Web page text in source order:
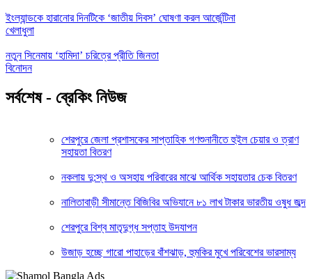
ইংল্যান্ডকে হারানোর দিনটিকে ‘জাতীয় দিবস’ ঘোষণা করল আর্জেন্টিনা
খেলাধুলা
নতুন সিনেমায় ‘হামিদা’ চরিত্রে প্রীতি জিনতা
বিনোদন
সর্বশেষ - ব্রেকিং নিউজ
শেরপুরে জেলা প্রশাসকের সাপ্তাহিক গণশুনানীতে হুইল চেয়ার ও ত্রাণ
সহায়তা বিতরণ
নকলায় দু:স্থ ও অসহায় পরিবারের মাঝে আর্থিক সহায়তার চেক বিতরণ
নালিতাবাড়ী সীমান্তে বিজিবির অভিযানে ৮১ লাখ টাকার ভারতীয় ওষুধ জব্দ
শেরপুরে বিশ্ব মাতৃদুগ্ধ সপ্তাহ উদযাপন
উজাড় হচ্ছে গারো পাহাড়ের বাঁশঝাড়, হুমকির মুখে পরিবেশের ভারসাম্য